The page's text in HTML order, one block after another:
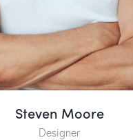
Steven Moore
Designer